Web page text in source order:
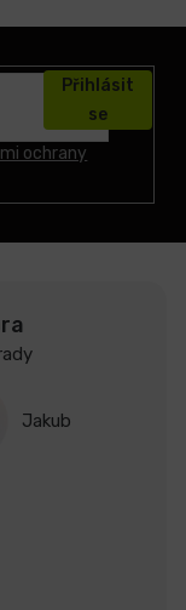
ochrany
Přihlásit
se
Jakub